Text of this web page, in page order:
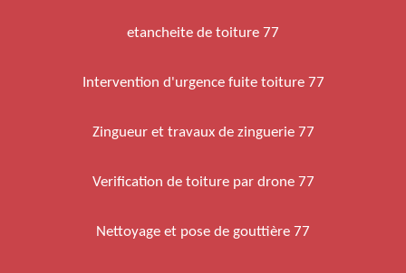
etancheite de toiture 77
Intervention d'urgence fuite toiture 77
Zingueur et travaux de zinguerie 77
Verification de toiture par drone 77
Nettoyage et pose de gouttière 77